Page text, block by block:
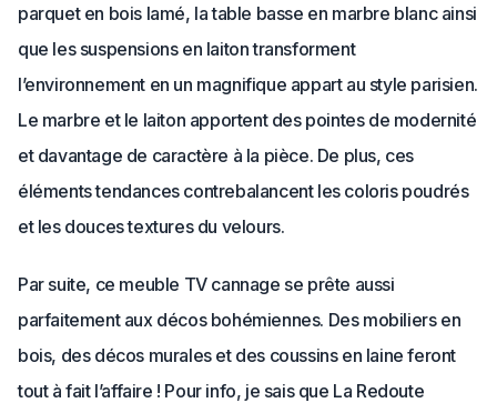
parquet en bois lamé, la table basse en marbre blanc ainsi
que les suspensions en laiton transforment
l’environnement en un magnifique appart au style parisien.
Le marbre et le laiton apportent des pointes de modernité
et davantage de caractère à la pièce. De plus, ces
éléments tendances contrebalancent les coloris poudrés
et les douces textures du velours.
Par suite, ce meuble TV cannage se prête aussi
parfaitement aux décos bohémiennes. Des mobiliers en
bois, des décos murales et des coussins en laine feront
tout à fait l’affaire ! Pour info, je sais que La Redoute